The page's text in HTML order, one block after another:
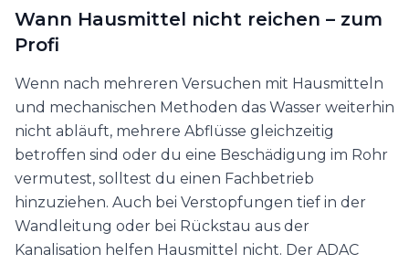
Wann Hausmittel nicht reichen – zum
Profi
Wenn nach mehreren Versuchen mit Hausmitteln
und mechanischen Methoden das Wasser weiterhin
nicht abläuft, mehrere Abflüsse gleichzeitig
betroffen sind oder du eine Beschädigung im Rohr
vermutest, solltest du einen Fachbetrieb
hinzuziehen. Auch bei Verstopfungen tief in der
Wandleitung oder bei Rückstau aus der
Kanalisation helfen Hausmittel nicht. Der ADAC